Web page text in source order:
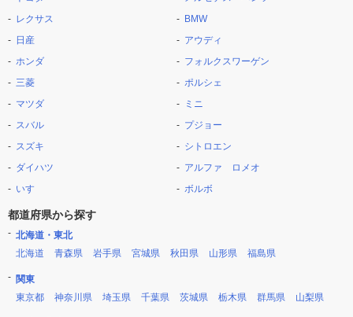
レクサス
日産
ホンダ
三菱
マツダ
スバル
スズキ
ダイハツ
いすゞ
BMW
アウディ
フォルクスワーゲン
ポルシェ
ミニ
プジョー
シトロエン
アルファ ロメオ
ボルボ
都道府県から探す
北海道・東北
北海道
青森県 岩手県 宮城県 秋田県 山形県 福島県
関東
東京都
神奈川県 埼玉県 千葉県 茨城県 栃木県 群馬県 山梨県